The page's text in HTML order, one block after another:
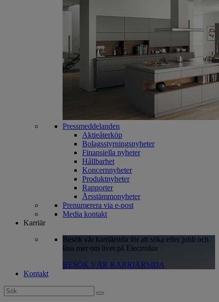
Pressmeddelanden
Aktieåterköp
Bolagsstyrningsnyheter
Finansiella nyheter
Hållbarhet
Koncernnyheter
Produktnyheter
Rapporter
Årsstämmonyheter
Prenumerera via e-post
Media kontakt
Karriär
Besök vår karriärsida för att söka efter jobb och
läsa mer om livet på Electrolux
BESÖK VÅR KARRIÄRSIDA
Kontakt
Search
for: